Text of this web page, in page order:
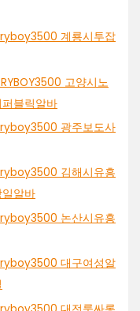
계룡시투잡
고양시노
블릭알바
광주보도사
김해시유흥
알바
논산시유흥
대구여성알